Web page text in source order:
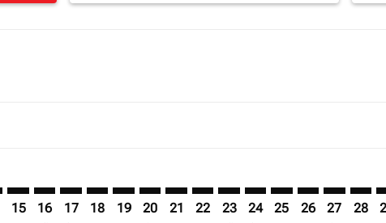
15 16 17 18
EDL–ROB: cmp-view-offers-disclaimer.
19
EDL–ROB: cmp-view-offers-disclaimer.
20
EDL–ROB: cmp-view-offers-
21
EDL–ROB: cmp-view-offers-
22
EDL–ROB: cmp-view-
23
EDL–ROB: cmp-view-
24
EDL–ROB: cmp-
25
EDL–ROB:
26 27 28